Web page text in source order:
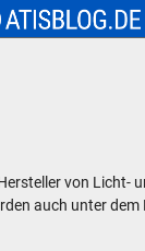
von Licht-
auch unter